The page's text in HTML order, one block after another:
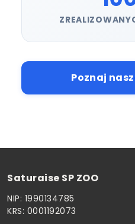
Poznaj
Saturaise SP ZOO
NIP: 1990134785
KRS: 0001192073